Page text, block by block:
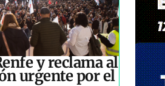
y reclama al
urgente por el